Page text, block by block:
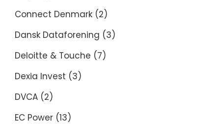
Connect Denmark (2)
Dansk Dataforening (3)
Deloitte & Touche (7)
Dexia Invest (3)
DVCA (2)
EC Power (13)